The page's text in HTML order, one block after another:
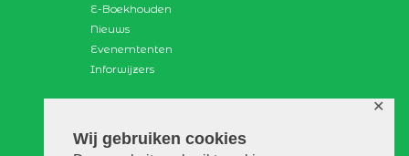
Wij gebruiken cookies
✕
E-Boekhouden
Nieuws
Evenemtenten
Inforwijzers